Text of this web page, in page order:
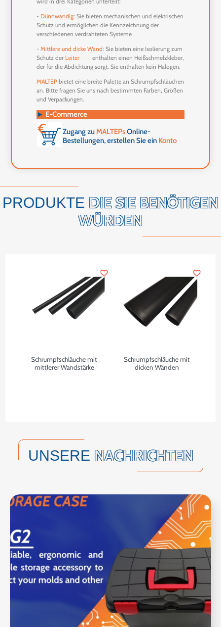
- Dünnwandig: Sie bieten mechanischen und elektrischen
Schutz und ermöglichen die Kennzeichnung der
verschiedenen verdrahteten Systeme
-Mittlere unddickeWand: Sie bieten eine Isolierung zum
Schutz der Leiter undenthalten einen Heißschmelzkleber,
der für die Abdichtung sorgt. Sie enthalten kein Halogen.
MALTEP bietet eine breite Palette an Schrumpfschläuchen
an. Bitte fragen Sie uns nach bestimmten Farben, Größen
und Verpackungen.
► E-Commerce
Zugang zuMALTEPsOnline-
Bestellungen, erstellen Sie ein Konto
PRODUKTE DIE SIE BENÖTIGEN
WÜRDEN
Schrumpfschläuche mit
mittlerer Wandstärke
favorite_border
Schrumpfschläuche mit
dicken Wänden
favorite_border
UNSERE NACHRICHTEN